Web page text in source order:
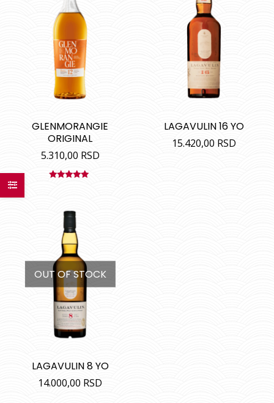
GLENMORANGIE
ORIGINAL
5.310,00 RSD
LAGAVULIN 16 YO
15.420,00 RSD
OUT OF STOCK
LAGAVULIN 8 YO
14.000,00 RSD